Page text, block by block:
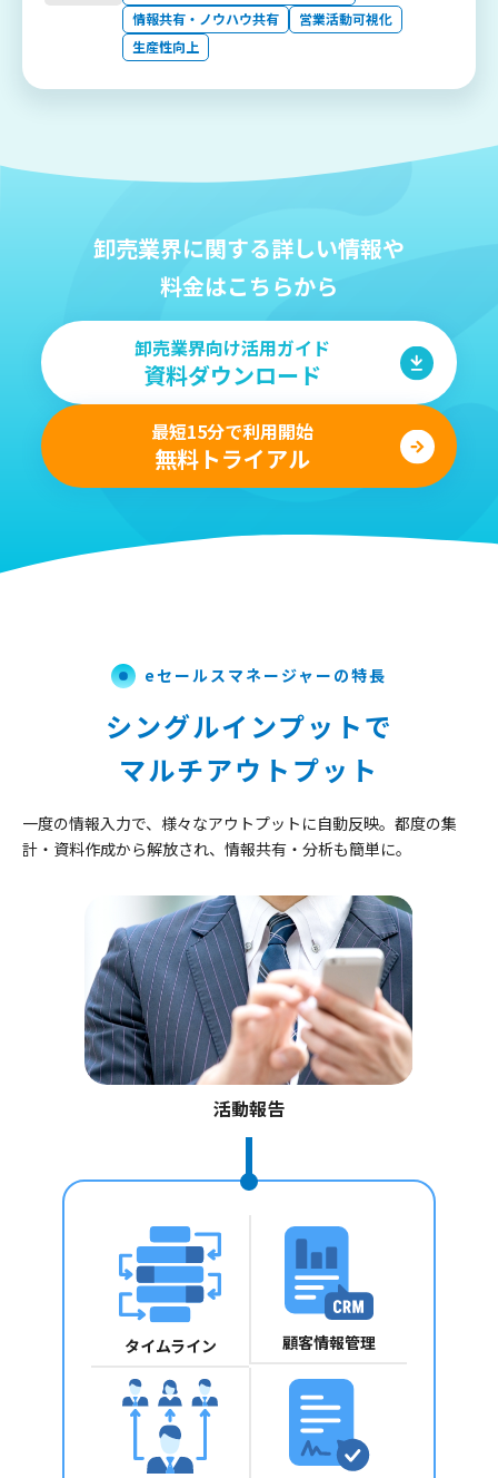
情報共有・ノウハウ共有
営業活動可視化
生産性向上
卸売業界に関する詳しい情報や
料金はこちらから
卸売業界向け活用ガイド
資料ダウンロード
最短15分で利用開始
無料トライアル
eセールスマネージャーの特長
シングルインプットで
マルチアウトプット
一度の情報入力で、様々なアウトプットに自動反映。 都度の集
計・資料作成から解放され、情報共有・分析も簡単に。
活動報告
タイムライン 顧客情報管理